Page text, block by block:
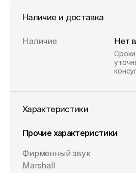
Наличие и доставка
Наличие Нет
Характеристики
Прочие характеристики
Фирменный звук
Marshall